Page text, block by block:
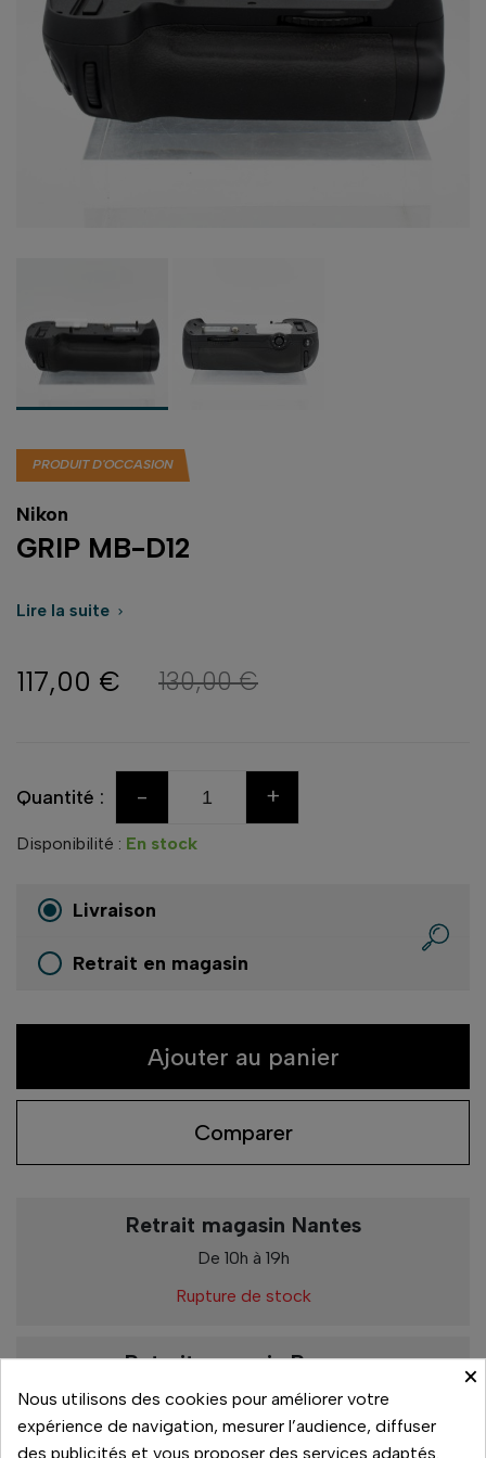
PRODUIT D'OCCASION
Nikon
GRIP MB-D12
Lire la suite 
117,00 € 130,00 €
Quantité : - +
Disponibilité : En stock
Livraison
Retrait en magasin
Ajouter au panier
Comparer
Retrait magasin Nantes
De 10h à 19h
Rupture de stock
Retrait magasin Rennes
De 10h à 19h
1En stock
×
Nous utilisons des cookies pour améliorer votre
expérience de navigation, mesurer l’audience, diffuser
des publicités et vous proposer des services adaptés.